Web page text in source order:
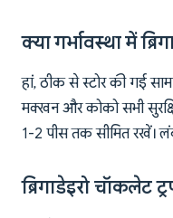
क्या गर्भावस्था में
हां, ठीक से स्टोर की गई
मक्खन और कोको सभी
1-2 पीस तक सीमित रखें।
ब्रिगाडेइरो